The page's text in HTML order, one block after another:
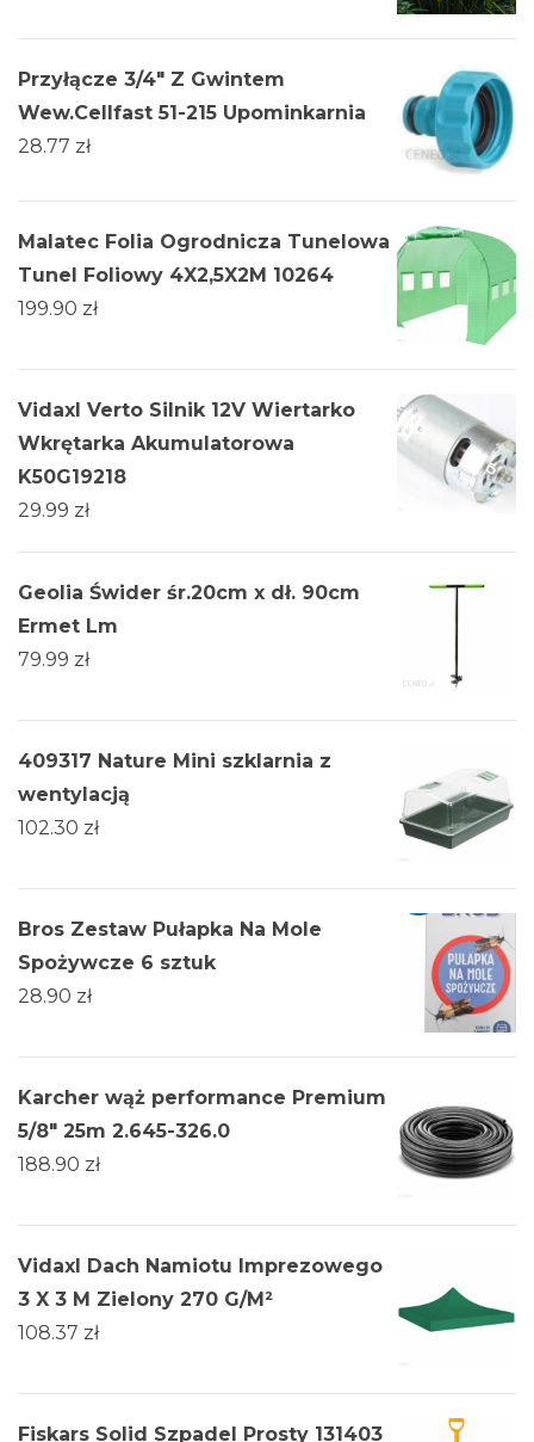
Przyłącze 3/4" Z Gwintem
Wew.Cellfast 51-215 Upominkarnia
28.77 zł
Malatec Folia Ogrodnicza Tunelowa
Tunel Foliowy 4X2,5X2M 10264
199.90 zł
Vidaxl Verto Silnik 12V Wiertarko
Wkrętarka Akumulatorowa
K50G19218
29.99 zł
Geolia Świder śr.20cm x dł. 90cm
Ermet Lm
79.99 zł
409317 Nature Mini szklarnia z
wentylacją
102.30 zł
Bros Zestaw Pułapka Na Mole
Spożywcze 6 sztuk
28.90 zł
Karcher wąż performance Premium
5/8" 25m 2.645-326.0
188.90 zł
Vidaxl Dach Namiotu Imprezowego
3 X 3 M Zielony 270 G/M²
108.37 zł
Fiskars Solid Szpadel Prosty 131403